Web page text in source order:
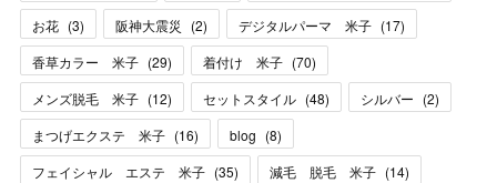
お花 (3) 阪神大震災 (2) デジタルパーマ 米子 (17)
香草カラー 米子 (29) 着付け 米子 (70)
メンズ脱毛 米子 (12) セットスタイル (48) シルバー (2)
まつげエクステ 米子 (16) blog (8)
フェイシャル エステ 米子 (35) 減毛 脱毛 米子 (14)